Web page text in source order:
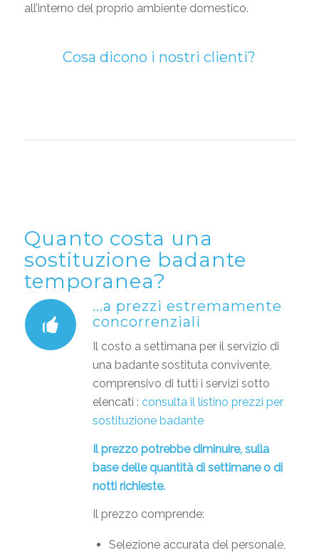
all’interno del proprio ambiente domestico.
Cosa dicono i nostri clienti?
Quanto costa una
sostituzione badante
temporanea?
...a prezzi estremamente
concorrenziali
Il costo a settimana per il servizio di
una badante sostituta convivente,
comprensivo di tutti i servizi sotto
elencati : consulta il listino prezzi per
sostituzione badante
Il prezzo potrebbe diminuire, sulla
base delle quantità di settimane o di
notti richieste.
Il prezzo comprende:
Selezione accurata del personale,